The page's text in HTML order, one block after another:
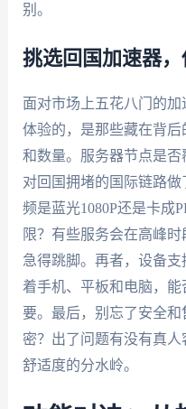
别。
挑选回国加速器
面对市场上五花八门的
体验的，是那些藏在背
和数量。服务器节点是
对回国拥堵的国际链路
频是蓝光1080P还是卡成
限？有些服务会在高峰
急得跳脚。再者，设备
着手机、平板和电脑，
要。最后，别忘了安全
密？出了问题有没有真
舒适度的分水岭。